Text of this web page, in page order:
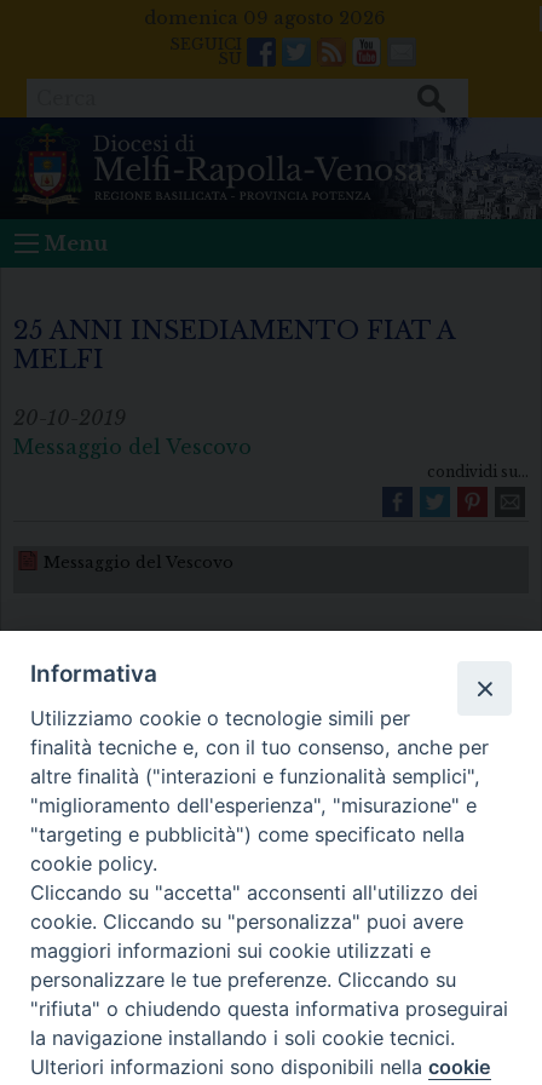
domenica 09 agosto 2026
Facebook
Twitter
FeedsYoutube
Mail
Menu
25 ANNI INSEDIAMENTO FIAT A
MELFI
20-10-2019
Messaggio del Vescovo
condividi su...
Messaggio del Vescovo
Diocesi di Melfi Rapolla Venosa
• Largo Duomo, 12 - 85025 MELFI (PZ) •
PEC ufficiale della Diocesi:
diocesi.melfi_rapolla_venosa@legalmail.it
Preferenze Cookie
Informativa
Utilizziamo cookie o tecnologie simili per
finalità tecniche e, con il tuo consenso, anche per
altre finalità ("interazioni e funzionalità semplici",
"miglioramento dell'esperienza", "misurazione" e
"targeting e pubblicità") come specificato nella
cookie policy.
Cliccando su "accetta" acconsenti all'utilizzo dei
cookie. Cliccando su "personalizza" puoi avere
maggiori informazioni sui cookie utilizzati e
personalizzare le tue preferenze. Cliccando su
"rifiuta" o chiudendo questa informativa proseguirai
la navigazione installando i soli cookie tecnici.
Ulteriori informazioni sono disponibili nellacookie